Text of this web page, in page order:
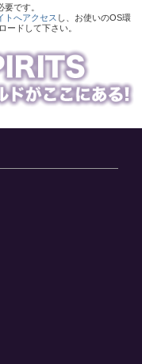
です。
トへアクセス し、お使いのOS環
ードして下さい。